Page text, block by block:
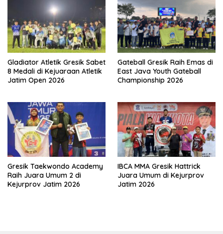
Gladiator Atletik Gresik Sabet
8 Medali di Kejuaraan Atletik
Jatim Open 2026
Gateball Gresik Raih Emas di
East Java Youth Gateball
Championship 2026
Gresik Taekwondo Academy
Raih Juara Umum 2 di
Kejurprov Jatim 2026
IBCA MMA Gresik Hattrick
Juara Umum di Kejurprov
Jatim 2026